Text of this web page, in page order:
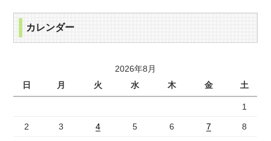
カレンダー
2026年8月
日
月 火 水 木 金 土
1
2 3 4 5 6 7 8